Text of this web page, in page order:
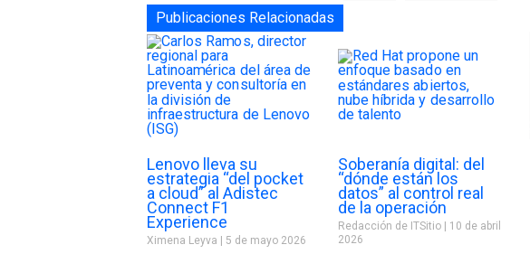
Publicaciones Relacionadas
Lenovo lleva su
estrategia “del pocket
a cloud” al Adistec
Connect F1
Experience
Ximena Leyva 5 de mayo 2026
Soberanía digital: del
“dónde están los
datos” al control real
de la operación
Redacción de ITSitio
10 de abril
2026